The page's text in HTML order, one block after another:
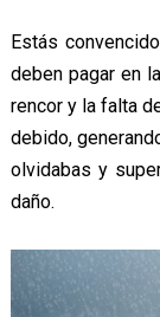
Estás
deben pagar en
rencor y la falta
debido,
olvidabas y
daño.